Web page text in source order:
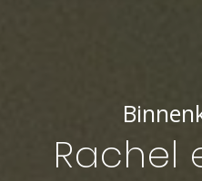
Rachel